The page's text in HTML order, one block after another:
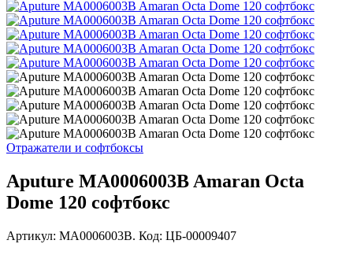
Отражатели и софтбоксы
Aputure MA0006003B Amaran Octa
Dome 120 софтбокс
Артикул: MA0006003B. Код: ЦБ-00009407